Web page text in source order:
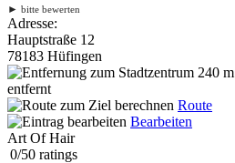
► bitte bewerten
Adresse:
Hauptstraße 12
78183 Hüfingen
240 m
entfernt
Route
Bearbeiten
Art Of Hair
0/50 ratings